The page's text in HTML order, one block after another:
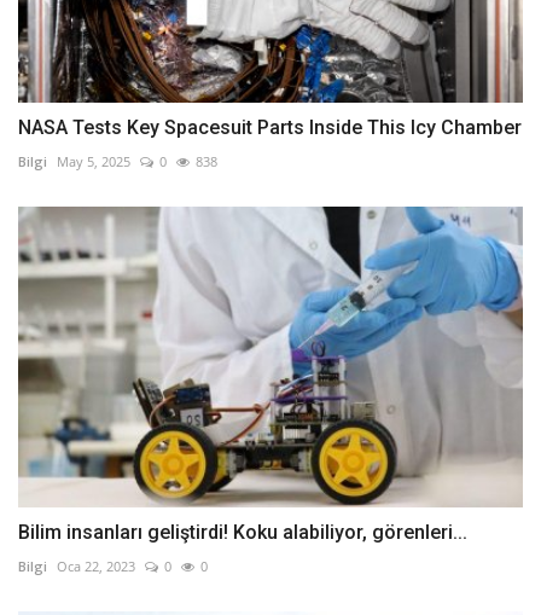
NASA Tests Key Spacesuit Parts Inside This Icy Chamber
Bilgi May 5, 2025 0 838
Bilim insanları geliştirdi! Koku alabiliyor, görenleri...
Bilgi Oca 22, 2023 0 0